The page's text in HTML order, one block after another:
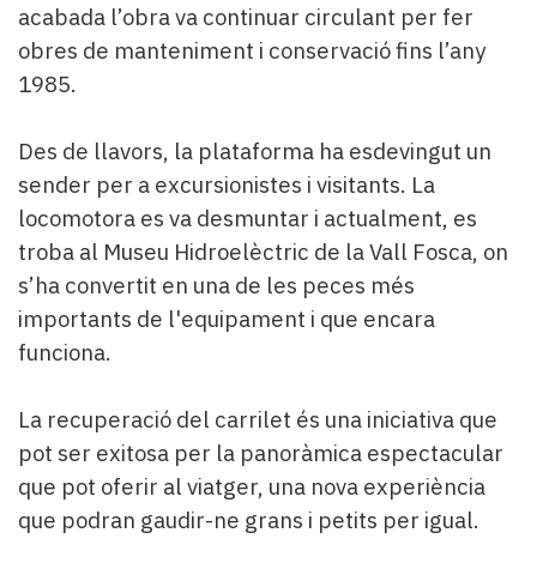
acabada l’obra va continuar circulant per fer
obres de manteniment i conservació fins l’any
1985.
Des de llavors, la plataforma ha esdevingut un
sender per a excursionistes i visitants. La
locomotora es va desmuntar i actualment, es
troba al Museu Hidroelèctric de la Vall Fosca, on
s’ha convertit en una de les peces més
importants de l'equipament i que encara
funciona.
La recuperació del carrilet és una iniciativa que
pot ser exitosa per la panoràmica espectacular
que pot oferir al viatger, una nova experiència
que podran gaudir-ne grans i petits per igual.